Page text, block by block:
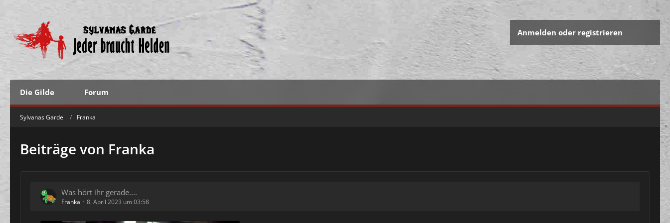
Anmelden oder registrieren
Die Gilde Forum
Sylvanas Garde Franka
Beiträge von Franka
Was hört ihr gerade....
Franka 8. April 2023 um 03:58